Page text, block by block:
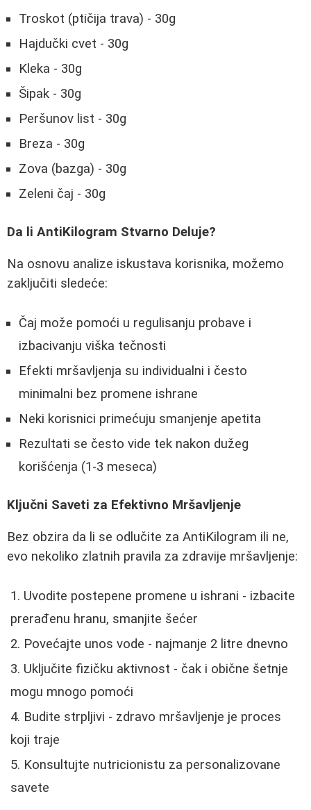
Troskot (ptičija trava) - 30g
Hajdučki cvet - 30g
Kleka - 30g
Šipak - 30g
Peršunov list - 30g
Breza - 30g
Zova (bazga) - 30g
Zeleni čaj - 30g
Da li AntiKilogram Stvarno Deluje?
Na osnovu analize iskustava korisnika, možemo
zaključiti sledeće:
Čaj može pomoći u regulisanju probave i
izbacivanju viška tečnosti
Efekti mršavljenja su individualni i često
minimalni bez promene ishrane
Neki korisnici primećuju smanjenje apetita
Rezultati se često vide tek nakon dužeg
korišćenja (1-3 meseca)
Ključni Saveti za Efektivno Mršavljenje
Bez obzira da li se odlučite za AntiKilogram ili ne,
evo nekoliko zlatnih pravila za zdravije mršavljenje:
Uvodite postepene promene u ishrani - izbacite
prerađenu hranu, smanjite šećer
Povećajte unos vode - najmanje 2 litre dnevno
Uključite fizičku aktivnost - čak i obične šetnje
mogu mnogo pomoći
Budite strpljivi - zdravo mršavljenje je proces
koji traje
Konsultujte nutricionistu za personalizovane
savete